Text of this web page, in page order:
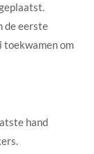
de eerste
toekwamen om
hand